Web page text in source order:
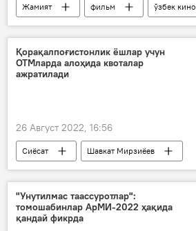
Жамият фильм ўзбек кино
Қорақалпоғистонлик ёшлар учун
ОТМларда алоҳида квоталар
ажратилади
26 Август 2022, 16:56
Сиёсат
Шавкат Мирзиёев
Қорақалпоғистон
ёшлар
ОТМ
"Унутилмас таассуротлар":
томошабинлар АрМИ-2022 ҳақида
қандай фикрда